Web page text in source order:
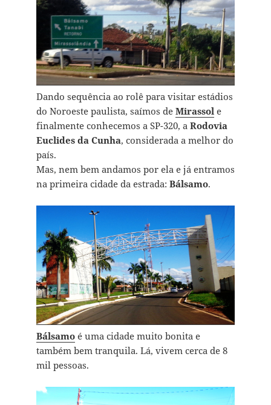
Dando sequência ao rolê para visitar estádios
do Noroeste paulista, saímos de Mirassole
finalmente conhecemos a SP-320, a Rodovia
Euclides da Cunha, considerada a melhor do
país.
Mas, nem bem andamos por ela e já entramos
na primeira cidade da estrada: Bálsamo.
Bálsamoé uma cidade muito bonita e
também bem tranquila. Lá, vivem cerca de 8
mil pessoas.